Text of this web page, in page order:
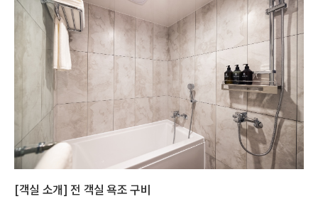
[객실 소개] 전 객실 욕조 구비